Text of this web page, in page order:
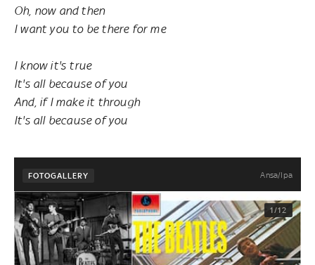
Oh, now and then
I want you to be there for me
I know it's true
It's all because of you
And, if I make it through
It's all because of you
FOTOGALLERY Ansa/Ipa
1/12